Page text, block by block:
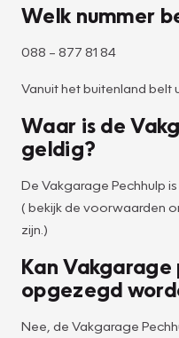
Welk nummer
088 – 877 81 84
Vanuit het buitenland belt
Waar is de
geldig?
De Vakgarage Pechhulp
( bekijk de voorwaarden
zijn.)
Kan
opgezegd
Nee, de Vakgarage